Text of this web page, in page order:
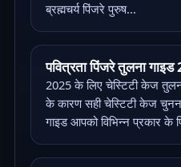
ब्रह्मचर्य पिंजरे पुरुष...
पवित्रता पिंजरे तुलना
2025 के लिए चेस्टिटी केज
के कारण सही चेस्टिटी केज
गाइड आपको विभिन्न प्रकार के